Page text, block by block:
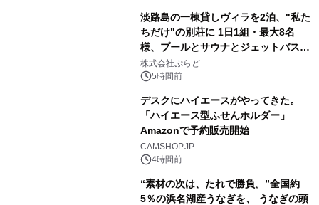
淡路島の一棟貸しヴィラを2泊、"私た
ちだけ"の別荘に 1日1組・最大8名
様、プールとサウナとジェットバス付
きで Villa Mon Temps AWAJIの連泊
素泊りプラン
株式会社ぷらど
5時間前
デスクにハイエースがやってきた。
「ハイエース型ふせんホルダー」
Amazonで予約販売開始
CAMSHOP.JP
4時間前
“素材の次は、たれで勝負。”全国約
5％の浜名湖産うなぎを、 うなぎの頭